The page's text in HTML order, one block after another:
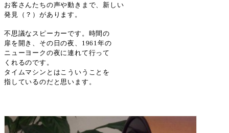
お客さんたちの声や動きまで、新しい
発見（？）があります。
不思議なスピーカーです。時間の
扉を開き、その日の夜、 1961年の
ニューヨークの夜に連れて行って
くれるのです。
タイムマシンとはこういうことを
指しているのだと思います。